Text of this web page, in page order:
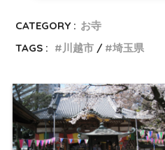
CATEGORY : お寺
TAGS :
川越市 埼玉県